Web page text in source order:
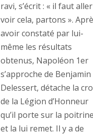
ravi, s’écrit : « il faut aller
voir cela, partons ».
avoir constaté par lui-
même les résultats
obtenus, Napoléon 1er
s’approche de Benjamin
Delessert, détache la
de la Légion d’Honneur
qu’il porte sur la poitrine
et la lui remet. Il y a de